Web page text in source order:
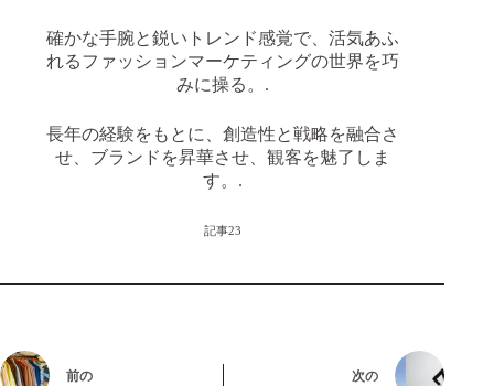
確かな手腕と鋭いトレンド感覚で、活気あふ
れるファッションマーケティングの世界を巧
みに操る。.
長年の経験をもとに、創造性と戦略を融合さ
せ、ブランドを昇華させ、観客を魅了しま
す。.
記事23
前の 次の